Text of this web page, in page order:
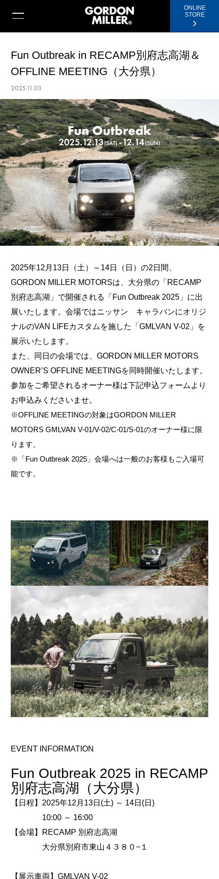
ONLINE
STORE
Fun Outbreak in RECAMP別府志高湖＆
OFFLINE MEETING（大分県）
2025.11.03
2025年12月13日（土）～14日（日）の2日間、
GORDON MILLER MOTORSは、大分県の「RECAMP
別府志高湖」で開催される「Fun Outbreak 2025」に出
展いたします。会場ではニッサン キャラバンにオリジ
ナルのVAN LIFEカスタムを施した「GMLVAN V-02」を
展示いたします。
また、同日の会場では、GORDON MILLER MOTORS
OWNER’S OFFLINE MEETINGを同時開催いたします。
参加をご希望されるオーナー様は下記申込フォームより
お申込みくださいませ。
※OFFLINE MEETINGの対象はGORDON MILLER
MOTORS GMLVAN V-01/V-02/C-01/S-01のオーナー様に限
ります。
※「Fun Outbreak 2025」会場へは一般のお客様もご入場可
能です。
EVENT INFORMATION
Fun Outbreak 2025 in RECAMP
別府志高湖（大分県）
【日程】2025年12月13日(土) ～ 14日(日)
10:00 ～ 16:00
【会場】RECAMP 別府志高湖
大分県別府市東山４３８０−１
【展示車両】GMLVAN V-02